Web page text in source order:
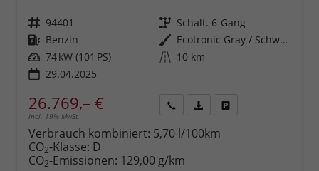
Fahrzeugnr. 94401 Getriebe Schalt. 6-Gang
Kraftstoff Benzin Außenfarbe
Ecotronic Gray / Schwarz
Leistung 74 kW (101 PS) Kilometerstand 10 km
29.04.2025
26.769,– €
incl. 19% MwSt.
anfordern
Datei,
Verbrauch kombiniert: 5,70 l/100km
CO2-Klasse: D
CO2-Emissionen: 129,00 g/km